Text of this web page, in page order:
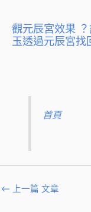
觀元辰宮效果
玉透過元辰宮找
首頁
← 上一篇 文章